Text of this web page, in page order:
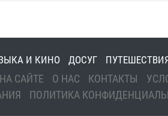
И КИНО ДОСУГ
САЙТЕ О НАС КОНТАКТЫ
ПОЛИТИКА